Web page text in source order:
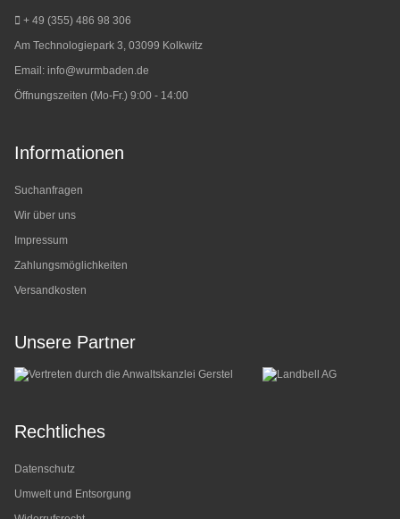
+ 49 (355) 486 98 306
Am Technologiepark 3, 03099 Kolkwitz
Email: info@wurmbaden.de
Öffnungszeiten (Mo-Fr.) 9:00 - 14:00
Informationen
Suchanfragen
Wir über uns
Impressum
Zahlungsmöglichkeiten
Versandkosten
Unsere Partner
Rechtliches
Datenschutz
Umwelt und Entsorgung